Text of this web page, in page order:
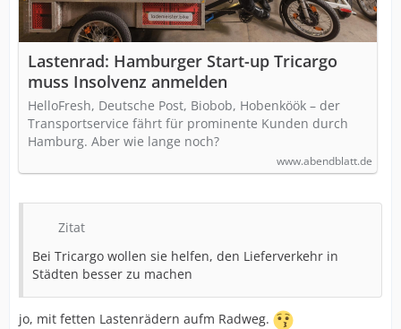
Lastenrad: Hamburger Start-up Tricargo
muss Insolvenz anmelden
HelloFresh, Deutsche Post, Biobob, Hobenköök – der
Transportservice fährt für prominente Kunden durch
Hamburg. Aber wie lange noch?
www.abendblatt.de
Zitat
Bei Tricargo wollen sie helfen, den Lieferverkehr in
Städten besser zu machen
jo, mit fetten Lastenrädern aufm Radweg.